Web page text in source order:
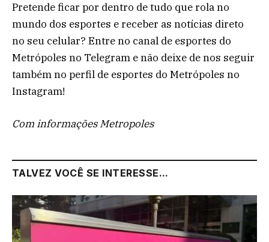
Pretende ficar por dentro de tudo que rola no
mundo dos esportes e receber as notícias direto
no seu celular? Entre no canal de esportes do
Metrópoles no Telegram e não deixe de nos seguir
também no perfil de esportes do Metrópoles no
Instagram!
Com informações Metropoles
TALVEZ VOCÊ SE INTERESSE...